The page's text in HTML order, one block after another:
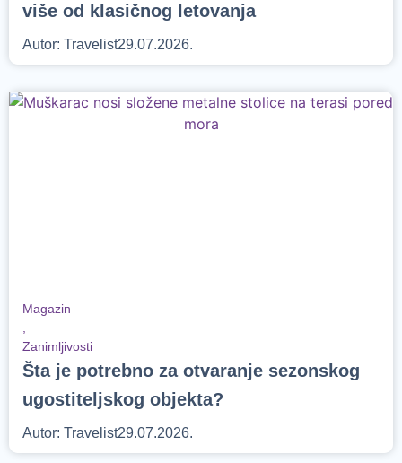
više od klasičnog letovanja
Autor: Travelist29.07.2026.
Magazin
Zanimljivosti
Šta je potrebno za otvaranje sezonskog
ugostiteljskog objekta?
Autor: Travelist29.07.2026.